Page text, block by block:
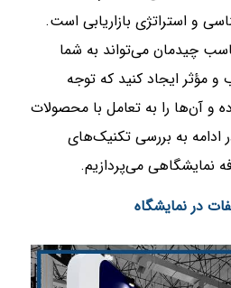
و استراتژی بازاریابی است.
چیدمان می‌تواند به شما
مؤثر ایجاد کنید که توجه
و آن‌ها را به تعامل با محصولات
ادامه به بررسی تکنیک‌های
نمایشگاهی می‌پردازیم.
در نمایشگاه